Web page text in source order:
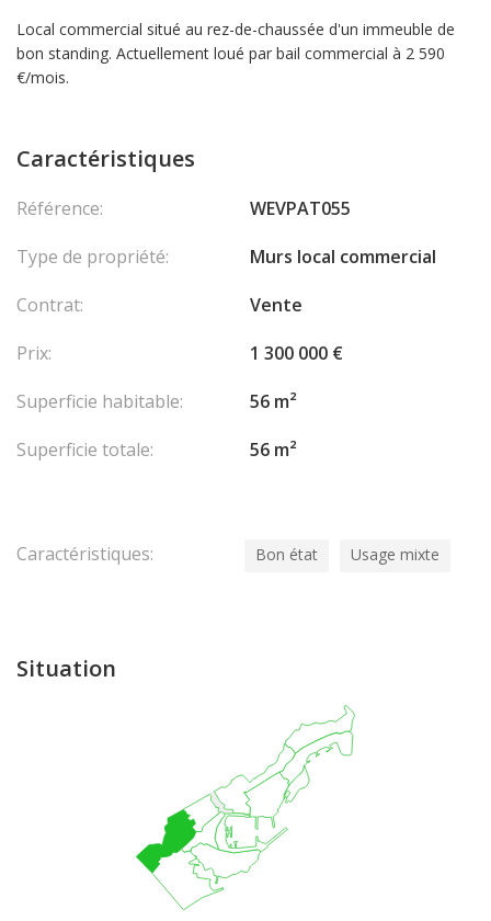
Local commercial situé au rez-de-chaussée d'un immeuble de
bon standing. Actuellement loué par bail commercial à 2 590
€/mois.
Caractéristiques
Référence:
WEVPAT055
Type de propriété:
Murs local commercial
Contrat:
Vente
Prix:
1 300 000 €
Superficie habitable:
56 m²
Superficie totale:
56 m²
Caractéristiques: Bon état Usage mixte
Situation